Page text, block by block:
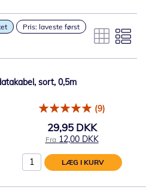
Pris: laveste først
sort, 0,5m
(9)
29,95 DKK
Fra 12,00 DKK
LÆG I KURV